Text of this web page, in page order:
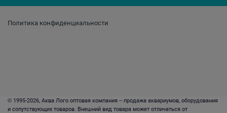
Политика конфиденциальности
© 1995-2026, Аква Лого оптовая компания – продажа аквариумов, оборудования
и сопутствующих товаров. Внешний вид товара может отличаться от